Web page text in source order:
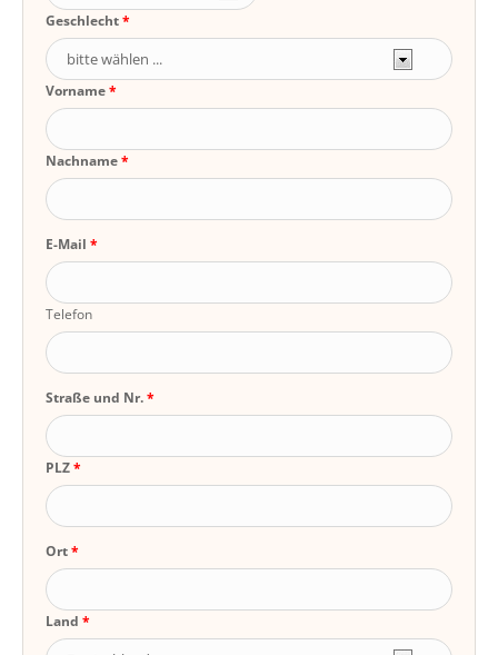
Geschlecht
Vorname
Nachname
E-Mail
Telefon
Straße und Nr.
PLZ
Ort
Land